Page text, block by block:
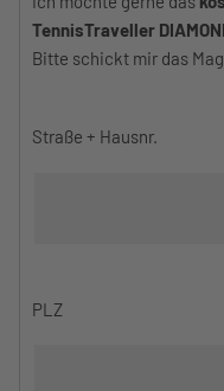
TennisTraveller
Bitte schickt mir das
Straße + Hausnr.
PLZ